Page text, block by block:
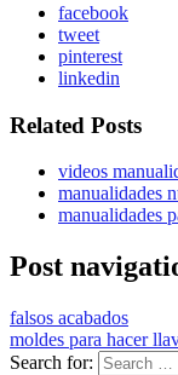
facebook
tweet
pinterest
linkedin
Related Posts
videos
manualidades
manualidades
Post
falsos acabados
moldes para hacer
Search for: